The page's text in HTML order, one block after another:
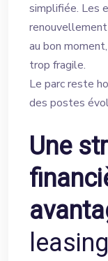
simplifiée. Les
au bon
trop fragile.
Le parc reste
des postes
Une